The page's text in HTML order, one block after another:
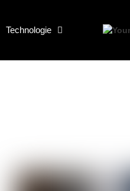
Technologie